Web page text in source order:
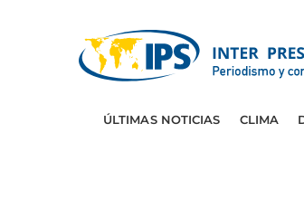
ÚLTIMAS NOTICIAS CLIMA